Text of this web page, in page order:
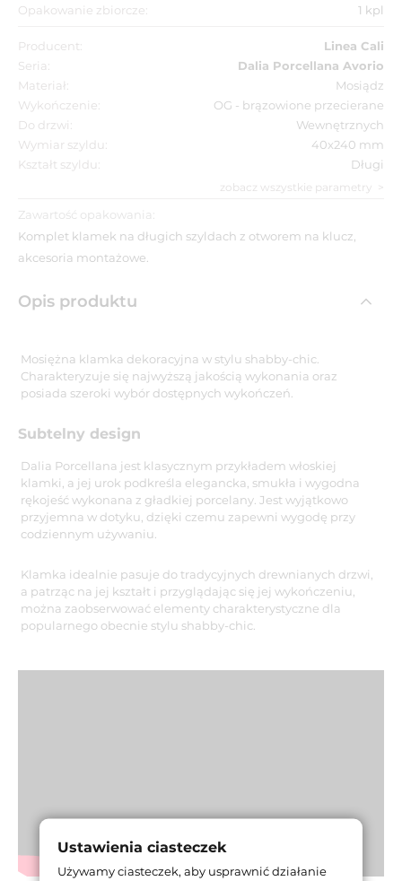
Opakowanie zbiorcze:
1 kpl
Producent:
Linea Cali
Seria:
Dalia Porcellana Avorio
Materiał:
Mosiądz
Wykończenie:
OG - brązowione przecierane
Do drzwi:
Wewnętrznych
Wymiar szyldu:
40x240 mm
Kształt szyldu:
Długi
zobacz wszystkie parametry
Zawartość opakowania:
Komplet klamek na długich szyldach z otworem na klucz,
akcesoria montażowe.
Opis produktu
Mosiężna klamka dekoracyjna w stylu shabby-chic.
Charakteryzuje się najwyższą jakością wykonania oraz
posiada szeroki wybór dostępnych wykończeń.
Subtelny design
Dalia Porcellana jest klasycznym przykładem włoskiej
klamki, a jej urok podkreśla elegancka, smukła i wygodna
rękojeść wykonana z gładkiej porcelany. Jest wyjątkowo
przyjemna w dotyku, dzięki czemu zapewni wygodę przy
codziennym używaniu.
Klamka idealnie pasuje do tradycyjnych drewnianych drzwi,
a patrząc na jej kształt i przyglądając się jej wykończeniu,
można zaobserwować elementy charakterystyczne dla
popularnego obecnie stylu shabby-chic.
Ustawienia ciasteczek
Używamy ciasteczek, aby usprawnić działanie